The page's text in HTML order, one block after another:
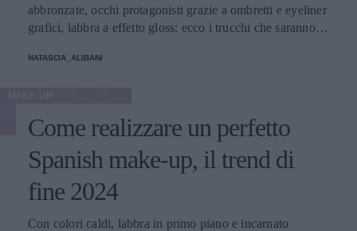
abbronzate, occhi protagonisti grazie a ombretti e eyeliner
grafici, labbra a effetto gloss: ecco i trucchi che saranno
NATASCIA_ALIBANI
Come realizzare un perfetto
Spanish make-up, il trend di
fine 2024
Con colori caldi, labbra in primo piano e incarnato